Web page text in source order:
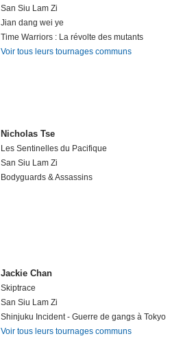
San Siu Lam Zi
Jian dang wei ye
Time Warriors : La révolte des mutants
Voir tous leurs tournages communs
Nicholas Tse
Les Sentinelles du Pacifique
San Siu Lam Zi
Bodyguards & Assassins
Jackie Chan
Skiptrace
San Siu Lam Zi
Shinjuku Incident - Guerre de gangs à Tokyo
Voir tous leurs tournages communs